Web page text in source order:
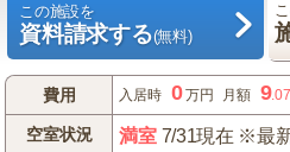
この施設を
資料請求する(無料)
費用 入居時 0万円 月額 9
空室状況 満室7/31現在 ※最